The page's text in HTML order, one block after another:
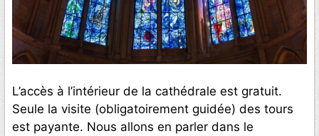
L’accès à l’intérieur de la cathédrale est gratuit.
Seule la visite (obligatoirement guidée) des tours
est payante. Nous allons en parler dans le